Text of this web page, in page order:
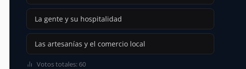
La gente y su hospitalidad
Las artesanías y el comercio local
Votos totales: 60